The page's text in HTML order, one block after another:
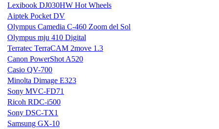
Lexibook DJ030HW Hot Wheels
Aiptek Pocket DV
Olympus Camedia C-460 Zoom del Sol
Olympus mju 410 Digital
Terratec TerraCAM 2move 1.3
Canon PowerShot A520
Casio QV-700
Minolta Dimage E323
Sony MVC-FD71
Ricoh RDC-i500
Sony DSC-TX1
Samsung GX-10